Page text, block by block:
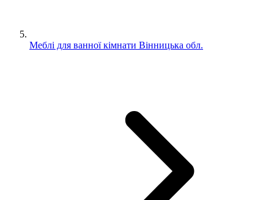
Меблі для ванної кімнати Вінницька обл.